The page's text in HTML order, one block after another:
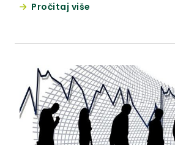
Pročitaj više